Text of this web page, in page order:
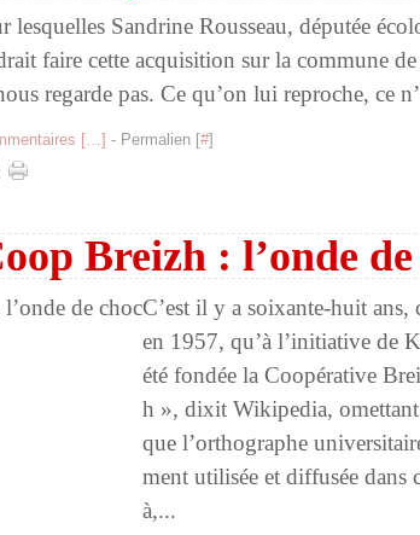
lesquelles Sandrine Rousseau, députée
faire cette acquisition sur la commune
regarde pas. Ce qu’on lui reproche, ce
[…] - Permalien [#]
Breizh : l’onde de
C’est il y a soixante-huit ans,
en 1957, qu’à l’initiative de
été fondée la Coopérative
h », dixit Wikipedia,
que l’orthographe
ment utilisée et diffusée dans
à,...